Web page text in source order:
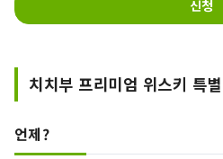
신청
치치부 프리미엄 위스키 특
언제?